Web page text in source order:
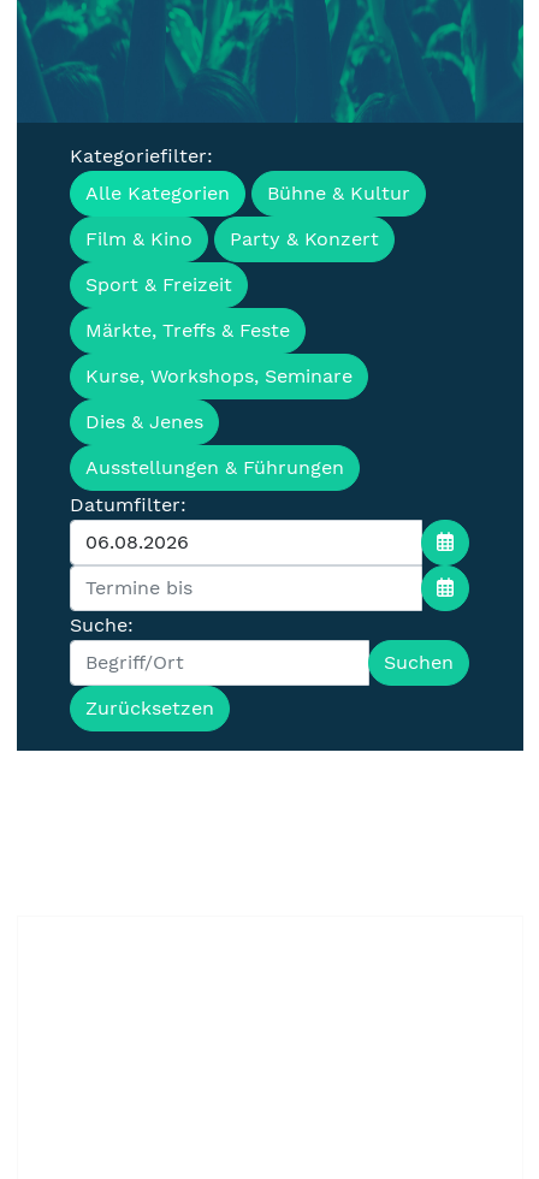
Veranstaltungen, Termine &
Events für die Lausitz
Kategoriefilter:
Alle Kategorien
Bühne & Kultur
Film & Kino
Party & Konzert
Sport & Freizeit
Märkte, Treffs & Feste
Kurse, Workshops, Seminare
Dies & Jenes
Ausstellungen & Führungen
Datumfilter:
Suche:
Suchen
Zurücksetzen